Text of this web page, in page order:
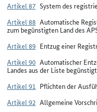
Artikel 87 System des
Artikel 88 Automatische
zum begünstigten Land des
Artikel 89 Entzug einer
Artikel 90 Automatischer
Landes aus der Liste
Artikel 91 Pflichten der
Artikel 92 Allgemeine